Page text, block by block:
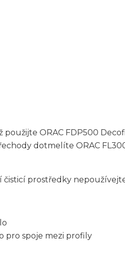
ORAC FDP500
dotmelíte ORAC
čisticí prostředky
pro spoje mezi profily